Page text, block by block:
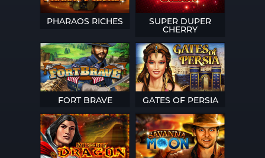
PHARAOS RICHES SUPER DUPER
CHERRY
FORT BRAVE GATES OF PERSIA